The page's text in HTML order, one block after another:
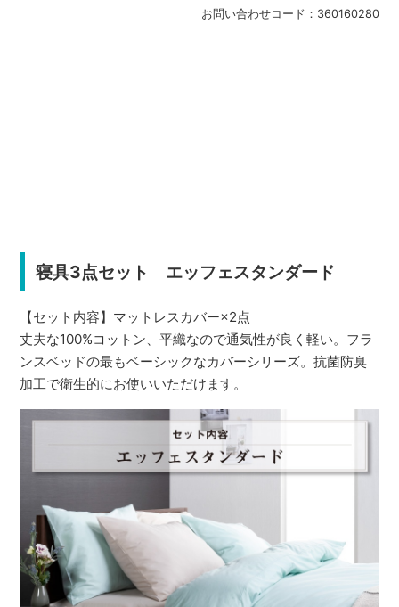
お問い合わせコード： 360160280
寝具3点セット エッフェスタンダード
【セット内容】マットレスカバー×2点
丈夫な100%コットン、平織なので通気性が良く軽い。フラ
ンスベッドの最もベーシックなカバーシリーズ。抗菌防臭
加工で衛生的にお使いいただけます。